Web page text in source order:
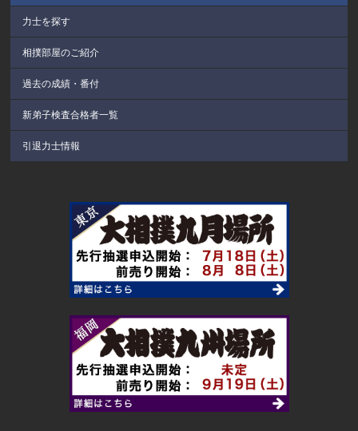
力士を探す
相撲部屋のご紹介
過去の成績・番付
新弟子検査合格者一覧
引退力士情報